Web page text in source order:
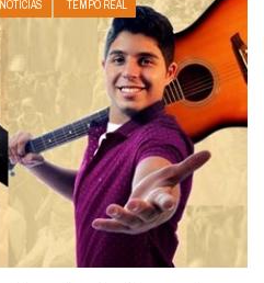
NOTÍCIAS TEMPO REAL